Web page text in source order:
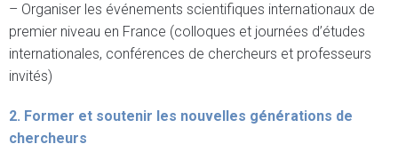
– Organiser les événements scientifiques internationaux de
premier niveau en France (colloques et journées d’études
internationales, conférences de chercheurs et professeurs
invités)
2. Former et soutenir les nouvelles générations de
chercheurs